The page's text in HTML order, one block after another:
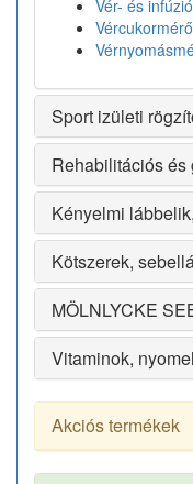
Vér- és
Sport izületi
Rehabilitációs és
Kényelmi
Kötszerek,
MÖLNLYCKE
Vitaminok,
Akciós termékek